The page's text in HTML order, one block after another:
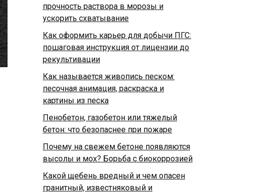
прочность раствора в морозы и
ускорить схватывание
Как оформить карьер для добычи ПГС:
пошаговая инструкция от лицензии до
рекультивации
Как называется живопись песком:
песочная анимация, раскраска и
картины из песка
Пенобетон, газобетон или тяжелый
бетон: что безопаснее при пожаре
Почему на свежем бетоне появляются
высолы и мох? Борьба с биокоррозией
Какой щебень вредный и чем опасен
гранитный, известняковый и